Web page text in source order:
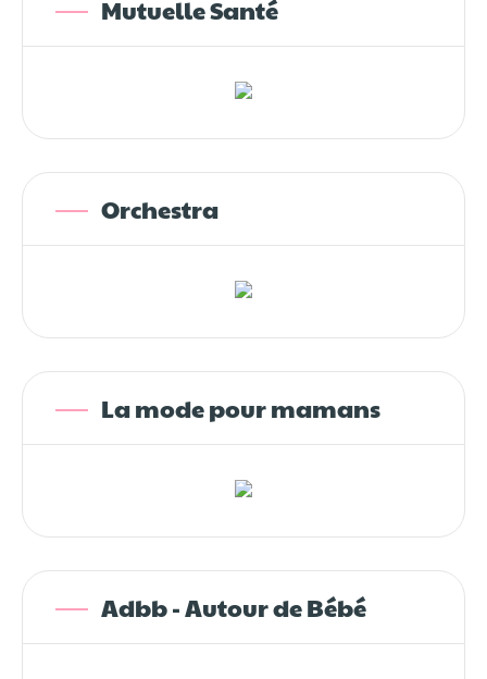
Mutuelle Santé
Orchestra
La mode pour mamans
Adbb - Autour de Bébé